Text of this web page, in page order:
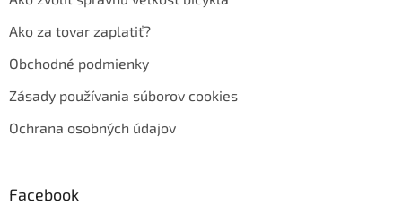
Ako za tovar zaplatiť?
Obchodné podmienky
Zásady používania súborov cookies
Ochrana osobných údajov
Facebook